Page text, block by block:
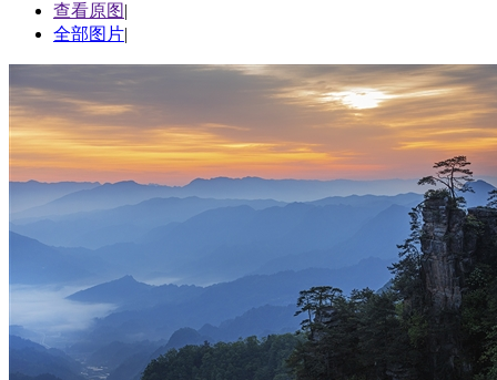
查看原图 |
全部图片|